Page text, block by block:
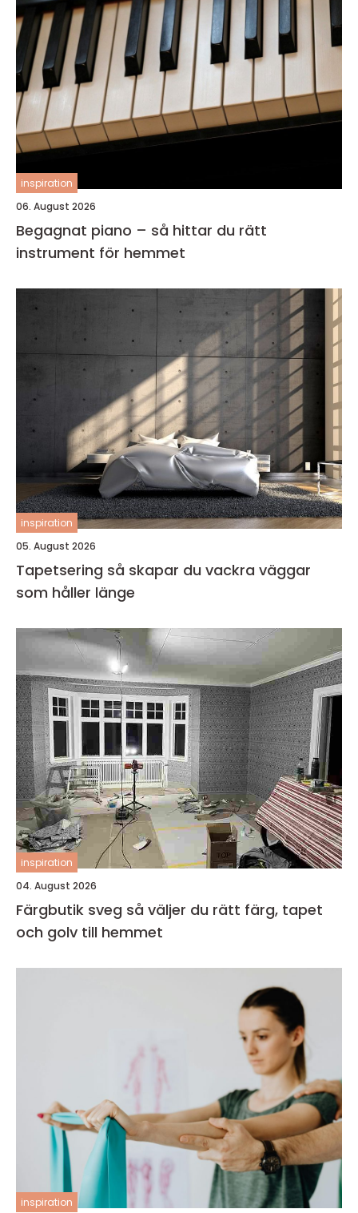
inspiration
06. August 2026
Begagnat piano – så hittar du rätt
instrument för hemmet
inspiration
05. August 2026
Tapetsering så skapar du vackra väggar
som håller länge
inspiration
04. August 2026
Färgbutik sveg så väljer du rätt färg, tapet
och golv till hemmet
inspiration